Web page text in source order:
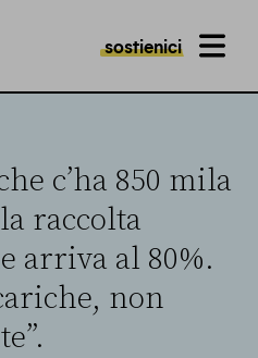
sostienici MENU
c’ha 850 mila
raccolta
arriva al 80%.
non